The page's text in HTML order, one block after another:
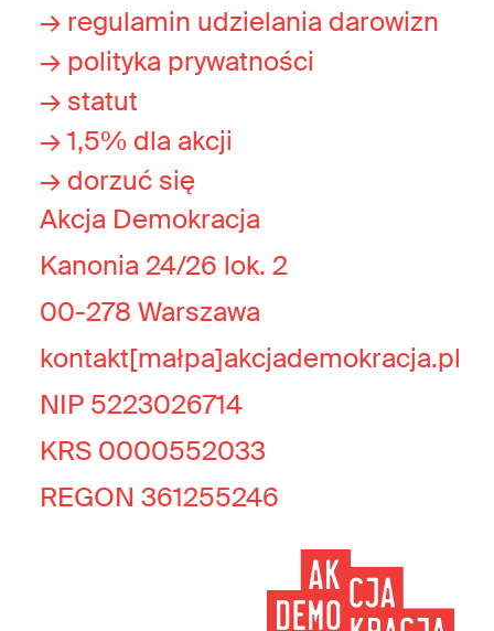
→ regulamin udzielania darowizn
→ polityka prywatności
→ statut
→ 1,5% dla akcji
→ dorzuć się
Akcja Demokracja
Kanonia 24/26 lok. 2
00-278 Warszawa
kontakt[małpa]akcjademokracja.pl
NIP 5223026714
KRS 0000552033
REGON 361255246